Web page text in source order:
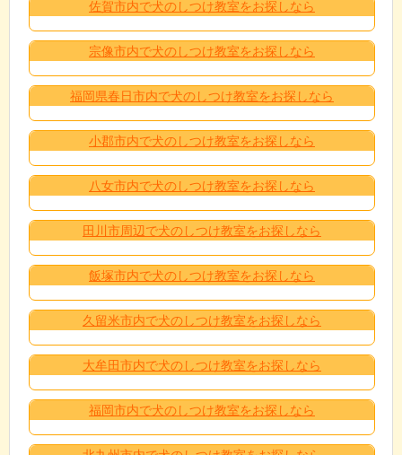
佐賀市内で犬のしつけ教室をお探しなら
宗像市内で犬のしつけ教室をお探しなら
福岡県春日市内で犬のしつけ教室をお探しなら
小郡市内で犬のしつけ教室をお探しなら
八女市内で犬のしつけ教室をお探しなら
田川市周辺で犬のしつけ教室をお探しなら
飯塚市内で犬のしつけ教室をお探しなら
久留米市内で犬のしつけ教室をお探しなら
大牟田市内で犬のしつけ教室をお探しなら
福岡市内で犬のしつけ教室をお探しなら